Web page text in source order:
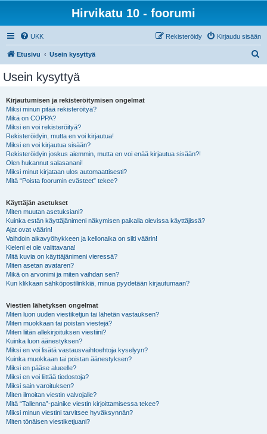
Hirvikatu 10 - foorumi
UKK Kirjaudu sisään
Rekisteröidy
Etusivu Usein kysyttyä
Usein kysyttyä
Kirjautumisen ja rekisteröitymisen ongelmat
Miksi minun pitää rekisteröityä?
Mikä on COPPA?
Miksi en voi rekisteröityä?
Rekisteröidyin, mutta en voi kirjautua!
Miksi en voi kirjautua sisään?
Rekisteröidyin joskus aiemmin, mutta en voi enää kirjautua sisään?!
Olen hukannut salasanani!
Miksi minut kirjataan ulos automaattisesti?
Mitä “Poista foorumin evästeet” tekee?
Käyttäjän asetukset
Miten muutan asetuksiani?
Kuinka estän käyttäjänimeni näkymisen paikalla olevissa käyttäjissä?
Ajat ovat väärin!
Vaihdoin aikavyöhykkeen ja kellonaika on silti väärin!
Kieleni ei ole valittavana!
Mitä kuvia on käyttäjänimeni vieressä?
Miten asetan avataren?
Mikä on arvonimi ja miten vaihdan sen?
Kun klikkaan sähköpostilinkkiä, minua pyydetään kirjautumaan?
Viestien lähetyksen ongelmat
Miten luon uuden viestiketjun tai lähetän vastauksen?
Miten muokkaan tai poistan viestejä?
Miten liitän allekirjoituksen viestiini?
Kuinka luon äänestyksen?
Miksi en voi lisätä vastausvaihtoehtoja kyselyyn?
Kuinka muokkaan tai poistan äänestyksen?
Miksi en pääse alueelle?
Miksi en voi liittää tiedostoja?
Miksi sain varoituksen?
Miten ilmoitan viestin valvojalle?
Mitä “Tallenna”-painike viestin kirjoittamisessa tekee?
Miksi minun viestini tarvitsee hyväksynnän?
Miten tönäisen viestiketjuani?